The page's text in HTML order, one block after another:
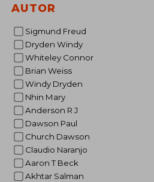
AUTOR
Sigmund Freud
Dryden Windy
Whiteley Connor
Brian Weiss
Windy Dryden
Nhin Mary
Anderson R J
Dawson Paul
Church Dawson
Claudio Naranjo
Aaron T Beck
Akhtar Salman